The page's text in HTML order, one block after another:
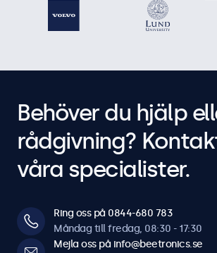
Behöver du hjälp
rådgivning?
våra specialister.
Ring oss på 0844-680 783
Måndag till fredag, 08:30 - 17:30
Mejla oss på info@beetronics.se